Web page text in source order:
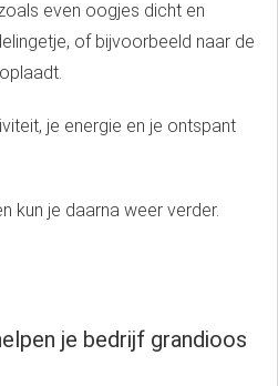
even oogjes dicht en
of bijvoorbeeld naar de
je energie en je ontspant
kun je daarna weer verder.
je bedrijf grandioos